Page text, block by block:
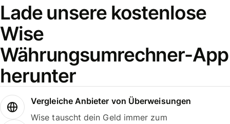
Lade unsere kostenlose
Wise
Währungsumrechner-App
herunter
Vergleiche Anbieter von Überweisungen
Wise tauscht dein Geld immer zum